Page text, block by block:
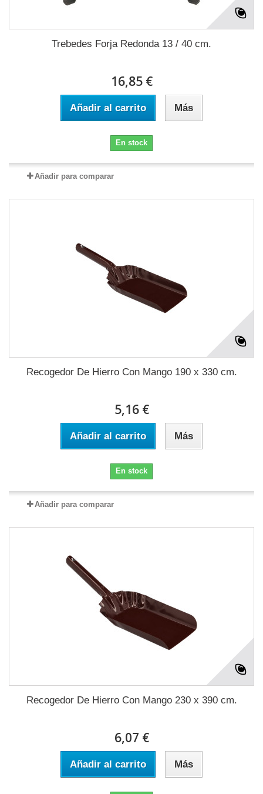
Trebedes Forja Redonda 13 / 40 cm.
16,85 €
Añadir al carrito Más
En stock
Añadir para comparar
Recogedor De Hierro Con Mango 190 x 330 cm.
5,16 €
Añadir al carrito Más
En stock
Añadir para comparar
Recogedor De Hierro Con Mango 230 x 390 cm.
6,07 €
Añadir al carrito Más